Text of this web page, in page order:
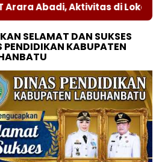
Aktivitas di Lokasi
Lahan SMPN 1
Utara Memanas:
Ruang Kelas
Desa
SELAMAT DAN SUKSES
PENDIDIKAN KABUPATEN